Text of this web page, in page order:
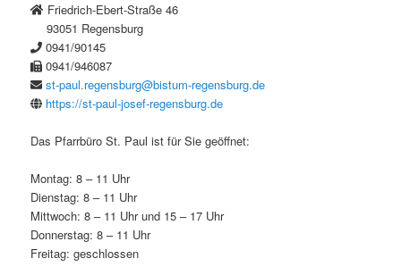
Friedrich-Ebert-Straße 46
93051 Regensburg
0941/90145
0941/946087
st-paul.regensburg@bistum-regensburg.de
https://st-paul-josef-regensburg.de
Das Pfarrbüro St. Paul ist für Sie geöffnet:
Montag: 8 – 11 Uhr
Dienstag: 8 – 11 Uhr
Mittwoch: 8 – 11 Uhr und 15 – 17 Uhr
Donnerstag: 8 – 11 Uhr
Freitag: geschlossen